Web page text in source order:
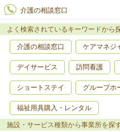
介護の相談窓口
よく検索されているキーワードから
介護の相談窓口 ケアマネジ
デイサービス 訪問看護
ショートステイ グループホ
福祉用具購入・レンタル
施設・サービス種類から事業所を探